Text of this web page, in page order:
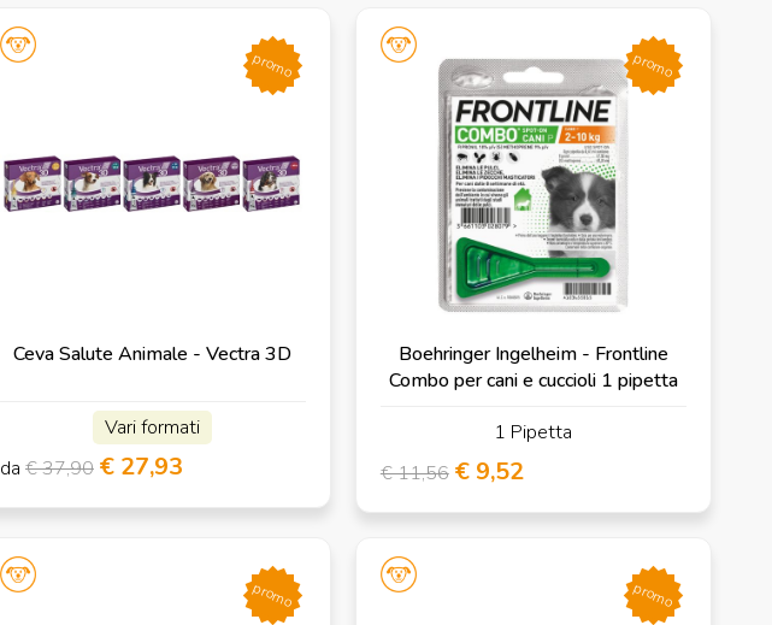
Ceva Salute Animale - Vectra 3D
Vari formati
da € 37,90 € 27,93
promo
Boehringer Ingelheim - Frontline
Combo per cani e cuccioli 1 pipetta
1 Pipetta
€ 11,56 € 9,52
promo
promo promo